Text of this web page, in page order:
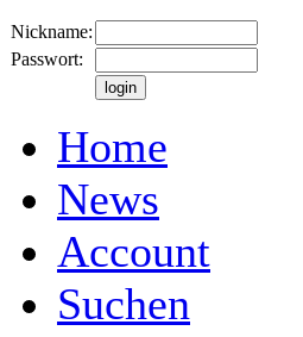
Nickname:
Passwort:
Home
News
Account
Suchen